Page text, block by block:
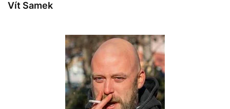
Vít Samek